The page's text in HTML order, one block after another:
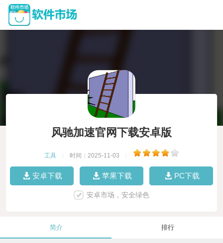
风驰加速官网下载安卓版
工具 时间：2025-11-03
安卓下载 苹果下载 PC下载
安卓市场，安全绿色
简介 排行